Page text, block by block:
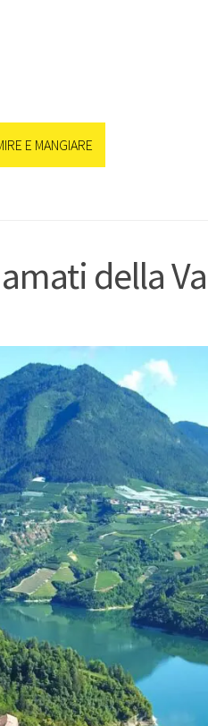
E MANGIARE
della